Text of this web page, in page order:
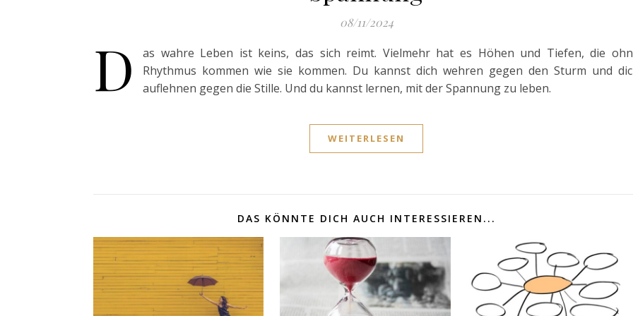
08/11/2024
D
as wahre Leben ist keins, das sich reimt. Vielmehr hat es Höhen und Tiefen, die
Rhythmus kommen wie sie kommen. Du kannst dich wehren gegen den Sturm und
auflehnen gegen die Stille. Und du kannst lernen, mit der Spannung zu leben.
WEITERLESEN
DAS KÖNNTE DICH AUCH INTERESSIEREN...